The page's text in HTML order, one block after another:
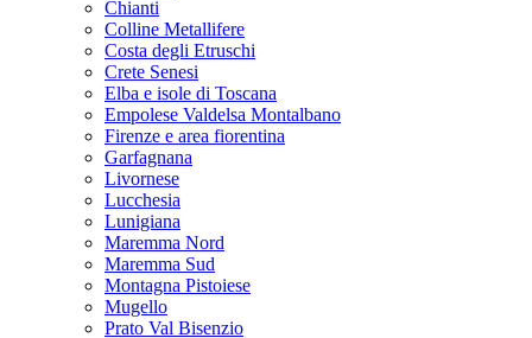
Chianti
Colline Metallifere
Costa degli Etruschi
Crete Senesi
Elba e isole di Toscana
Empolese Valdelsa Montalbano
Firenze e area fiorentina
Garfagnana
Livornese
Lucchesia
Lunigiana
Maremma Nord
Maremma Sud
Montagna Pistoiese
Mugello
Prato Val Bisenzio